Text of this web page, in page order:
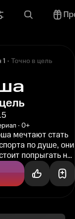
Точно в цель
0+
мечтают стать
по душе, они
попрыгать на